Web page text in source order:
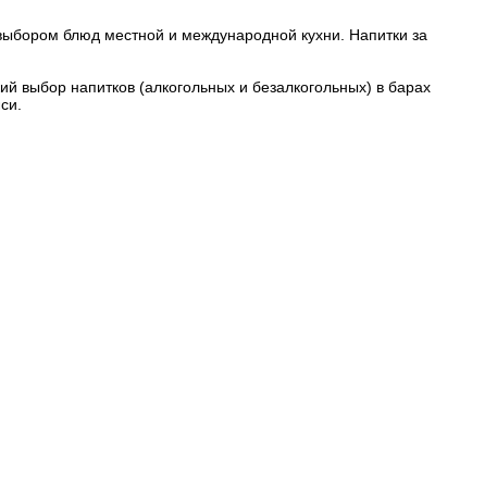
блюд местной и международной кухни. Напитки за
выбор напитков (алкогольных и безалкогольных) в барах